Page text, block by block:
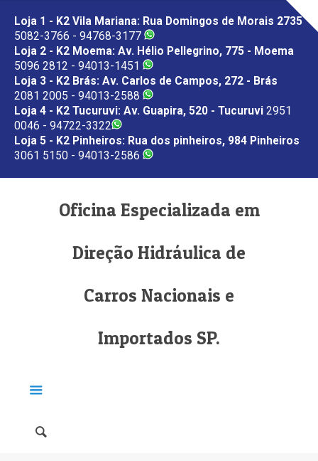
Loja 1 - K2 Vila Mariana: Rua Domingos de Morais 2735
5082-3766 - 94768-3177
Loja 2 - K2 Moema: Av. Hélio Pellegrino, 775 - Moema
5096 2812 - 94013-1451
Loja 3 - K2 Brás: Av. Carlos de Campos, 272 - Brás
2081 2005 - 94013-2588
Loja 4 - K2 Tucuruvi: Av. Guapira, 520 - Tucuruvi 2951
0046 - 94722-3322
Loja 5 - K2 Pinheiros: Rua dos pinheiros, 984 Pinheiros
3061 5150 - 94013-2586
Oficina Especializada em
Direção Hidráulica de
Carros Nacionais e
Importados SP.